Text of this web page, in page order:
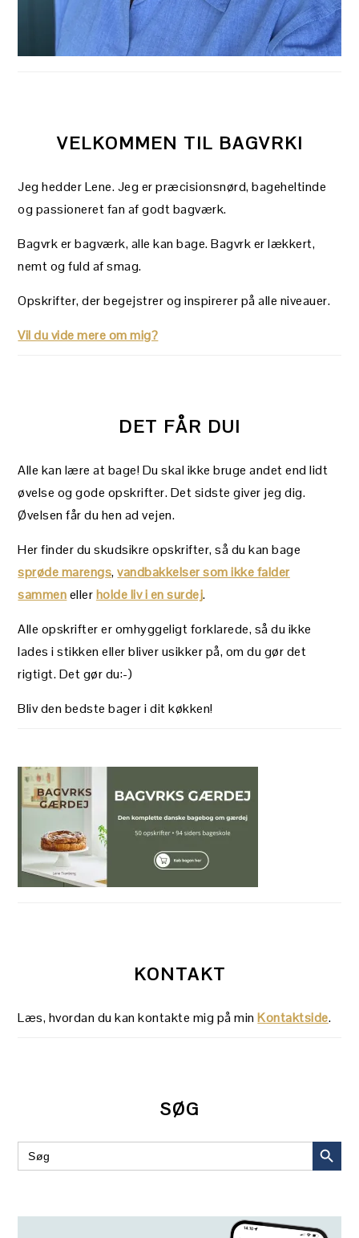
VELKOMMEN TIL BAGVRK!
Jeg hedder Lene. Jeg er præcisionsnørd, bageheltinde
og passioneret fan af godt bagværk.
Bagvrk er bagværk, alle kan bage. Bagvrk er lækkert,
nemt og fuld af smag.
Opskrifter, der begejstrer og inspirerer på alle niveauer.
Vil du vide mere om mig?
DET FÅR DU!
Alle kan lære at bage! Du skal ikke bruge andet end lidt
øvelse og gode opskrifter. Det sidste giver jeg dig.
Øvelsen får du hen ad vejen.
Her finder du skudsikre opskrifter, så du kan bage
sprøde marengs,vandbakkelser som ikke falder
sammenellerholde liv i en surdej.
Alle opskrifter er omhyggeligt forklarede, så du ikke
lades i stikken eller bliver usikker på, om du gør det
rigtigt. Det gør du:-)
Bliv den bedste bager i dit køkken!
KONTAKT
Læs, hvordan du kan kontakte mig på minKontaktside.
SØG
Search
for:
SEARCH